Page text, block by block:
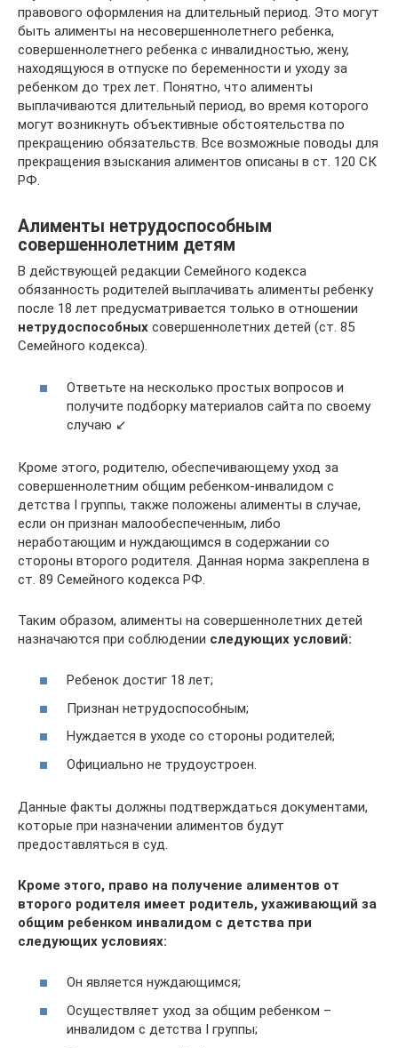
правового оформления на длительный период. Это могут
быть алименты на несовершеннолетнего ребенка,
совершеннолетнего ребенка с инвалидностью, жену,
находящуюся в отпуске по беременности и уходу за
ребенком до трех лет. Понятно, что алименты
выплачиваются длительный период, во время которого
могут возникнуть объективные обстоятельства по
прекращению обязательств. Все возможные поводы для
прекращения взыскания алиментов описаны в ст. 120 СК
РФ.
Алименты нетрудоспособным
совершеннолетним детям
В действующей редакции Семейного кодекса
обязанность родителей выплачивать алименты ребенку
после 18 лет предусматривается только в отношении
нетрудоспособных совершеннолетних детей (ст. 85
Семейного кодекса).
Ответьте на несколько простых вопросов и
получите подборку материалов сайта по своему
случаю ↙
Кроме этого, родителю, обеспечивающему уход за
совершеннолетним общим ребенком-инвалидом с
детства I группы, также положены алименты в случае,
если он признан малообеспеченным, либо
неработающим и нуждающимся в содержании со
стороны второго родителя. Данная норма закреплена в
ст. 89 Семейного кодекса РФ.
Таким образом, алименты на совершеннолетних детей
назначаются при соблюдении следующих условий:
Ребенок достиг 18 лет;
Признан нетрудоспособным;
Нуждается в уходе со стороны родителей;
Официально не трудоустроен.
Данные факты должны подтверждаться документами,
которые при назначении алиментов будут
предоставляться в суд.
Кроме этого, право на получение алиментов от
второго родителя имеет родитель, ухаживающий за
общим ребенком инвалидом с детства при
следующих условиях:
Он является нуждающимся;
Осуществляет уход за общим ребенком –
инвалидом с детства I группы;